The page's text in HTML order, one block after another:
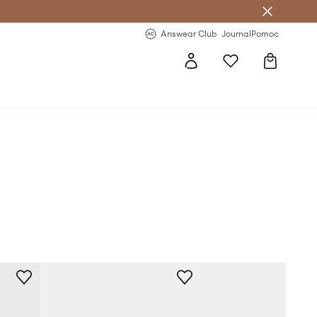
Answear Club JournalPomoc